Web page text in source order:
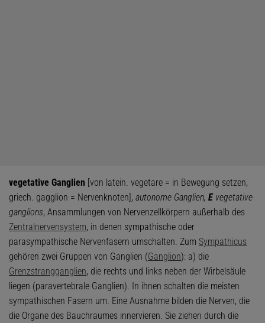
vegetative Ganglien [von latein. vegetare = in Bewegung setzen,
griech. gagglion = Nervenknoten], autonome Ganglien, E vegetative
ganglions, Ansammlungen von Nervenzellkörpern außerhalb des
Zentralnervensystem, in denen sympathische oder
parasympathische Nervenfasern umschalten. Zum Sympathicus
gehören zwei Gruppen von Ganglien (Ganglion): a) die
Grenzstrangganglien, die rechts und links neben der Wirbelsäule
liegen (paravertebrale Ganglien). In ihnen schalten die meisten
sympathischen Fasern um. Eine Ausnahme bilden die Nerven, die
die Organe des Bauchraumes innervieren. Sie ziehen durch die